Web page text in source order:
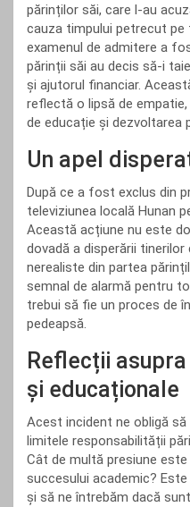
părinților săi, care l-au
cauza timpului petrecut pe
examenul de admitere a
părinții săi au decis să-i
și ajutorul financiar.
reflectă o lipsă de
de educație și dezvoltarea
Un apel
După ce a fost exclus din
televiziunea locală Hunan
Această acțiune nu este
dovadă a disperării
nerealiste din partea
semnal de alarmă pentru
trebui să fie un proces de
pedeapsă.
Reflecții
și educaționale
Acest incident ne obligă
limitele responsabilității
Cât de multă presiune
succesului academic?
și să ne întrebăm dacă